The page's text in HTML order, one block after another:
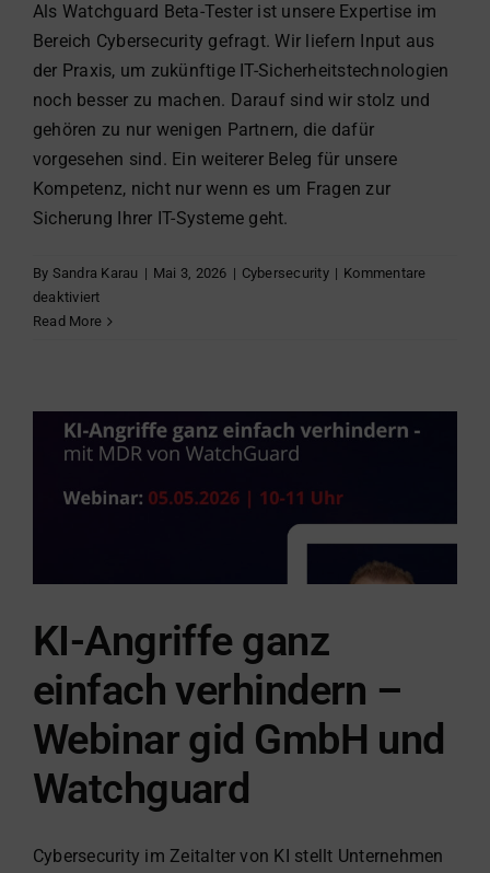
Als Watchguard Beta-Tester ist unsere Expertise im
Bereich Cybersecurity gefragt. Wir liefern Input aus
der Praxis, um zukünftige IT-Sicherheitstechnologien
noch besser zu machen. Darauf sind wir stolz und
gehören zu nur wenigen Partnern, die dafür
vorgesehen sind. Ein weiterer Beleg für unsere
Kompetenz, nicht nur wenn es um Fragen zur
Sicherung Ihrer IT-Systeme geht.
By Sandra Karau | Mai 3, 2026 | Cybersecurity | Kommentare
deaktiviertfür
Wir
Tester
Read More
KI-Angriffe ganz
einfach verhindern –
Webinar gid GmbH und
Watchguard
Cybersecurity im Zeitalter von KI stellt Unternehmen